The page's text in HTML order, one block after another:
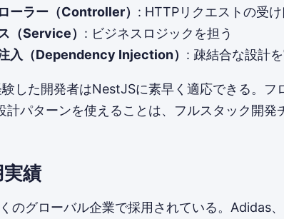
ーラー（Controller） : HTTPリクエストの受け
（Service） : ビジネスロジックを担う
入（Dependency Injection） : 疎結合な設計
した開発者はNestJSに素早く適応できる。フ
計パターンを使えることは、フルスタック開発
績
のグローバル企業で採用されている。Adidas